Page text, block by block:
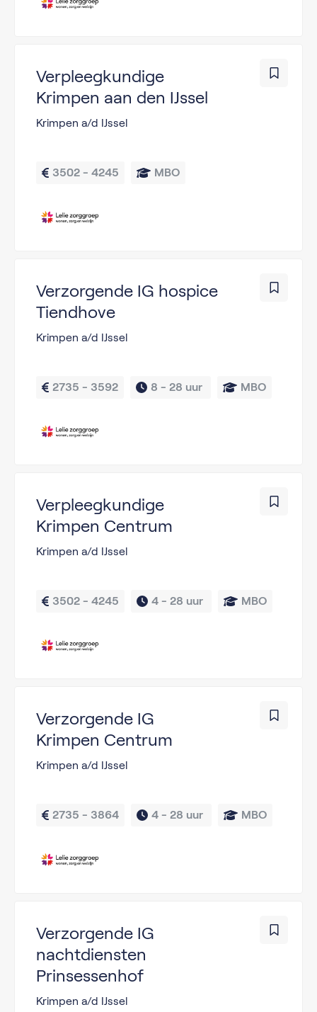
Verpleegkundige
Krimpen aan den IJssel
Krimpen a/d IJssel
3502 - 4245 MBO
Verzorgende IG hospice
Tiendhove
Krimpen a/d IJssel
2735 - 3592 8 - 28 uur MBO
Verpleegkundige
Krimpen Centrum
Krimpen a/d IJssel
3502 - 4245 4 - 28 uur MBO
Verzorgende IG
Krimpen Centrum
Krimpen a/d IJssel
2735 - 3864 4 - 28 uur MBO
Verzorgende IG
nachtdiensten
Prinsessenhof
Krimpen a/d IJssel